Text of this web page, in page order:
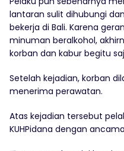
lantaran sulit dihubungi
bekerja di Bali. Karena
minuman beralkohol,
korban dan kabur begitu
Setelah kejadian, korban
menerima perawatan.
Atas kejadian tersebut
KUHPidana dengan